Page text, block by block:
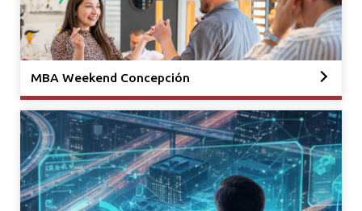
MBA Weekend Concepción